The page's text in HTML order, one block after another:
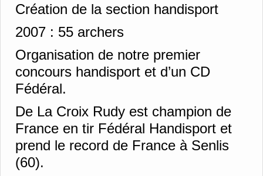
Création de la section handisport
2007 : 55 archers
Organisation de notre premier
concours handisport et d’un CD
Fédéral.
De La Croix Rudy est champion de
France en tir Fédéral Handisport et
prend le record de France à Senlis
(60).